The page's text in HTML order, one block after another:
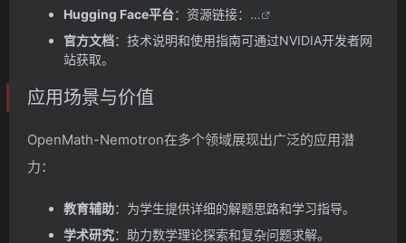
Hugging Face平台：资源链接： …
官方文档：技术说明和使用指南可通过NVIDIA开发者网
站获取。
应用场景与价值
OpenMath-Nemotron在多个领域展现出广泛的应用潜
力：
教育辅助：为学生提供详细的解题思路和学习指导。
学术研究：助力数学理论探索和复杂问题求解。